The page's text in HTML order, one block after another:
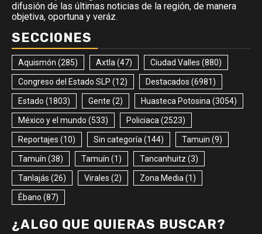
difusión de las últimas noticias de la región, de manera
objetiva, oportuna y veráz.
SECCIONES
Aquismón (285) Axtla (47) Ciudad Valles (880)
Congreso del Estado SLP (12) Destacados (6981)
Estado (1803) Gente (2) Huasteca Potosina (3054)
México y el mundo (533) Policiaca (2523)
Reportajes (10) Sin categoría (144) Tamuin (9)
Tamuín (38) Tamuín (1) Tancanhuitz (3)
Tanlajás (26) Virales (2) Zona Media (1)
Ébano (87)
¿ALGO QUE QUIERAS BUSCAR?